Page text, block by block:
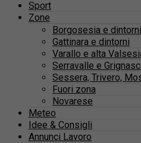
Sport
Zone
Borgosesia e dintorni
Gattinara e dintorni
Varallo e alta
Serravalle e
Sessera, Trivero,
Fuori zona
Novarese
Meteo
Idee & Consigli
Annunci Lavoro